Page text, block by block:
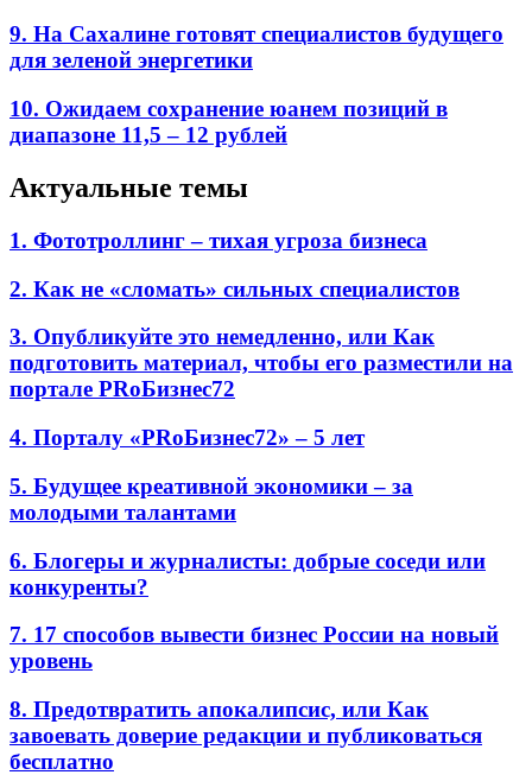
9. На Сахалине готовят специалистов будущего
для зеленой энергетики
10. Ожидаем сохранение юанем позиций в
диапазоне 11,5 – 12 рублей
Актуальные темы
1. Фототроллинг – тихая угроза бизнеса
2. Как не «сломать» сильных специалистов
3. Опубликуйте это немедленно, или Как
подготовить материал, чтобы его разместили на
портале PRоБизнес72
4. Порталу «PRоБизнес72» – 5 лет
5. Будущее креативной экономики – за
молодыми талантами
6. Блогеры и журналисты: добрые соседи или
конкуренты?
7. 17 способов вывести бизнес России на новый
уровень
8. Предотвратить апокалипсис, или Как
завоевать доверие редакции и публиковаться
бесплатно